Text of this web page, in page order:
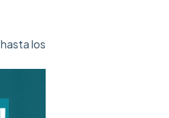
los